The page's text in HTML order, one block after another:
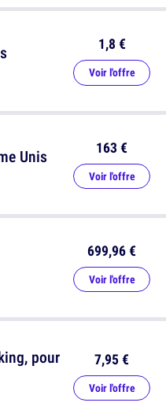
Unis 163 €
Voir l'offre
pour
7,95 €
Voir l'offre
1,8 €
Voir l'offre
699,96 €
Voir l'offre